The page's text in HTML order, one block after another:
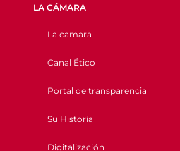
LA CÁMARA
La camara
Canal Ético
Portal de transparencia
Su Historia
Digitalización